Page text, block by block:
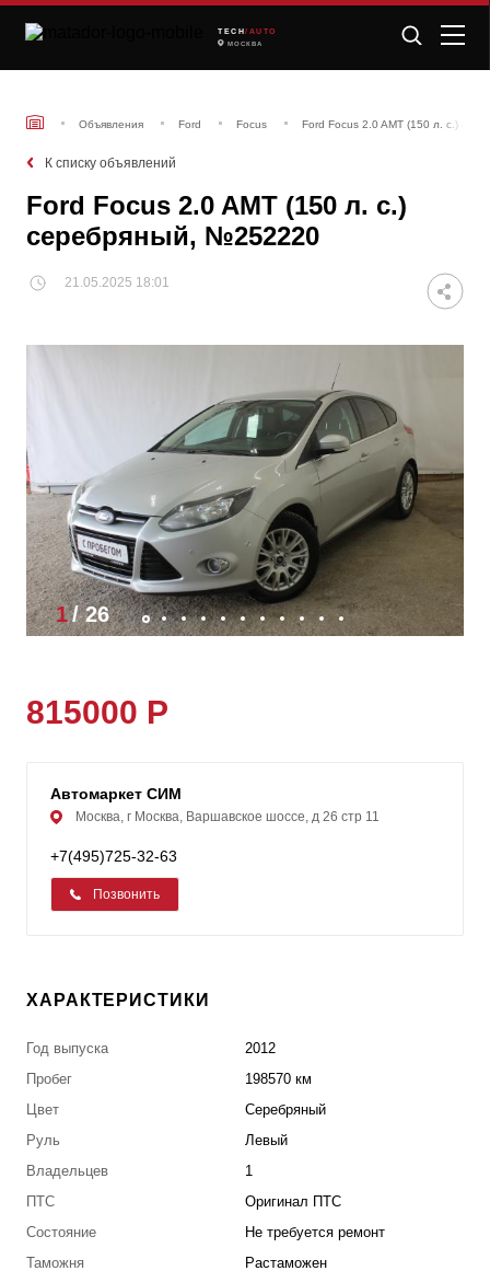
TECH /AUTO
МОСКВА
Объявления Ford Focus Ford Focus 2.0 AMT (150 л. с.)
К списку объявлений
Ford Focus 2.0 AMT (150 л. с.)
серебряный, №252220
21.05.2025 18:01
1/26
815000 Р
Автомаркет СИМ
Москва, г Москва, Варшавское шоссе, д 26 стр 11
+7(495)725-32-63
Позвонить
ХАРАКТЕРИСТИКИ
Год выпуска
2012
Пробег
198570 км
Цвет
Серебряный
Руль
Левый
Владельцев
1
ПТС
Оригинал ПТС
Состояние
Не требуется ремонт
Таможня
Растаможен